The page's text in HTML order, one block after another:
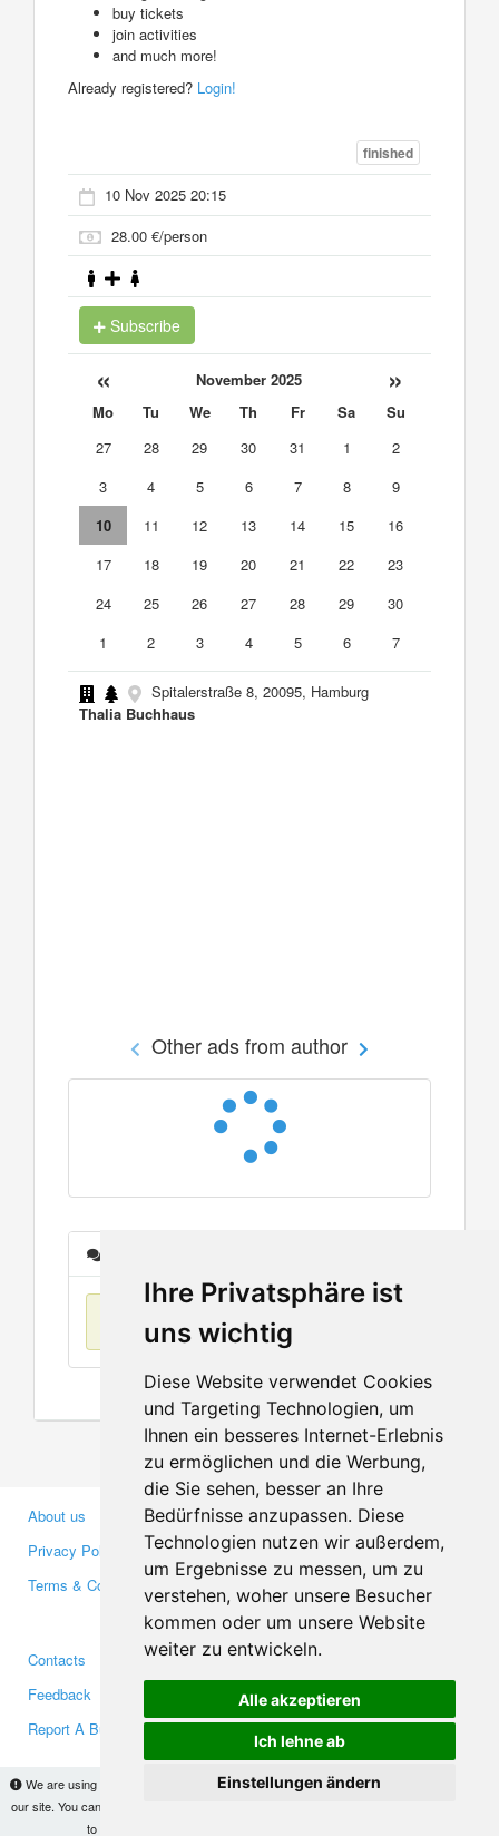
Ihre Privatsphäre ist
uns wichtig
Diese Website verwendet Cookies
und Targeting Technologien, um
Ihnen ein besseres Internet-Erlebnis
zu ermöglichen und die Werbung,
die Sie sehen, besser an Ihre
Bedürfnisse anzupassen. Diese
Technologien nutzen wir außerdem,
um Ergebnisse zu messen, um zu
verstehen, woher unsere Besucher
kommen oder um unsere Website
weiter zu entwickeln.
Alle akzeptieren
Ich lehne ab
Einstellungen ändern
We are using cookies to provide statistics that help us give you the best experience of
our site. You can find out more
to use the site without changes, you are agreeing to it.
buy tickets
join activities
and much more!
Already registered? Login!
finished
10 Nov 2025 20:15
28.00 €/person
Subscribe
« November 2025 »
Mo Tu We Th Fr Sa
Su
27
28 29 30 31 1
2
3
4 5 6 7 8
9
10
11 12 13 14 15
16
17
18 19 20 21 22
23
24
25 26 27 28 29
30
1
2 3 4 5 6 7
Spitalerstraße 8, 20095, Hamburg
Thalia Buchhaus
Other ads from author
No items found
About us
Privacy Policy
Terms & Conditions
Business Partners
Investors
Media
Contacts
Feedback
Report A Bug
Facebook
Twitter
YouTube
Google+